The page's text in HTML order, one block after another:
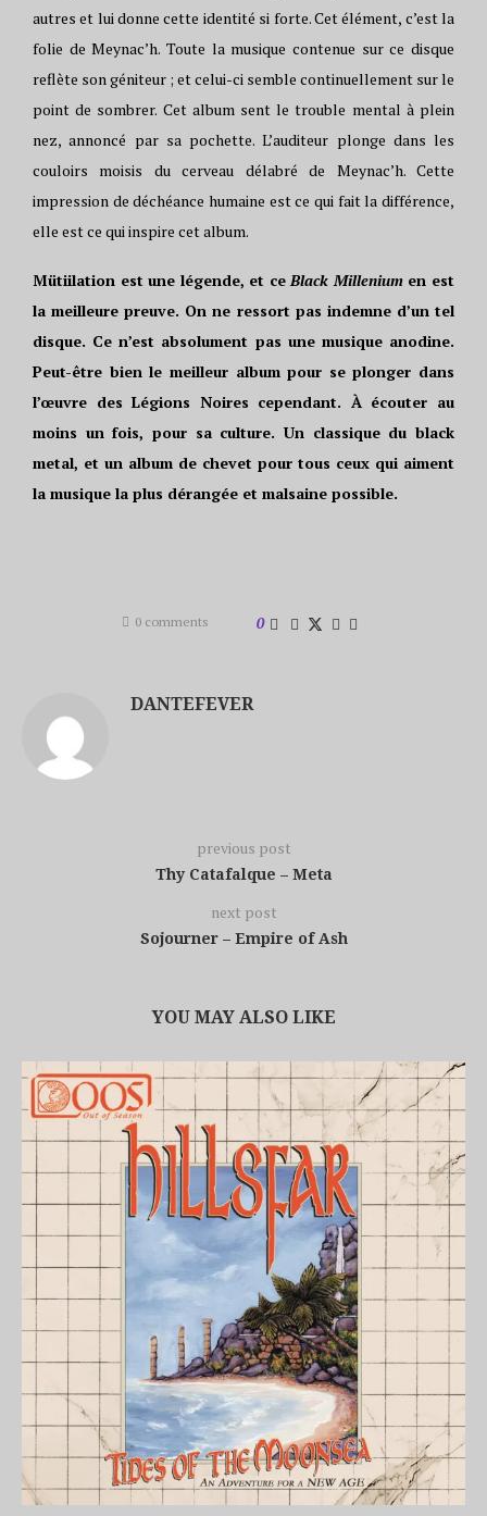
autres et lui donne cette identité si forte. Cet élément, c’est la
folie de Meynac’h. Toute la musique contenue sur ce disque
reflète son géniteur ; et celui-ci semble continuellement sur le
point de sombrer. Cet album sent le trouble mental à plein
nez, annoncé par sa pochette. L’auditeur plonge dans les
couloirs moisis du cerveau délabré de Meynac’h. Cette
impression de déchéance humaine est ce qui fait la différence,
elle est ce qui inspire cet album.
Mütiilation est une légende, et ceBlack Milleniumen est
la meilleure preuve. On ne ressort pas indemne d’un tel
disque. Ce n’est absolument pas une musique anodine.
Peut-être bien le meilleur album pour se plonger dans
l’œuvre des Légions Noires cependant. À écouter au
moins un fois, pour sa culture. Un classique du black
metal, et un album de chevet pour tous ceux qui aiment
la musique la plus dérangée et malsaine possible.
0 comments 0
DANTEFEVER
previous post
Thy Catafalque – Meta
next post
Sojourner – Empire of Ash
YOU MAY ALSO LIKE